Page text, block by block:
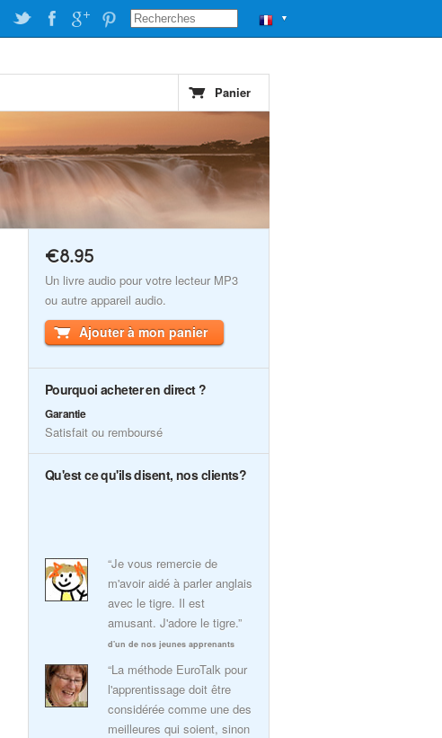
▼
Panier
€8.95
Un livre audio pour votre lecteur MP3
ou autre appareil audio.
Ajouter à mon panier
Pourquoi acheter en direct ?
Garantie
Satisfait ou remboursé
Qu'est ce qu'ils disent, nos clients?
“Je vous remercie de
m'avoir aidé à parler anglais
avec le tigre. Il est
amusant. J'adore le tigre.”
d'un de nos jeunes apprenants
“La méthode EuroTalk pour
l'apprentissage doit être
considérée comme une des
meilleures qui soient, sinon